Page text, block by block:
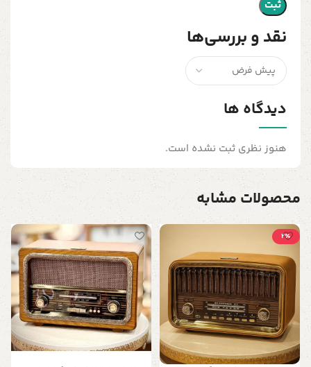
نقد و بررسی‌ها
دیدگاه ها
هنوز نظری ثبت نشده است.
محصولات مشابه
2٪